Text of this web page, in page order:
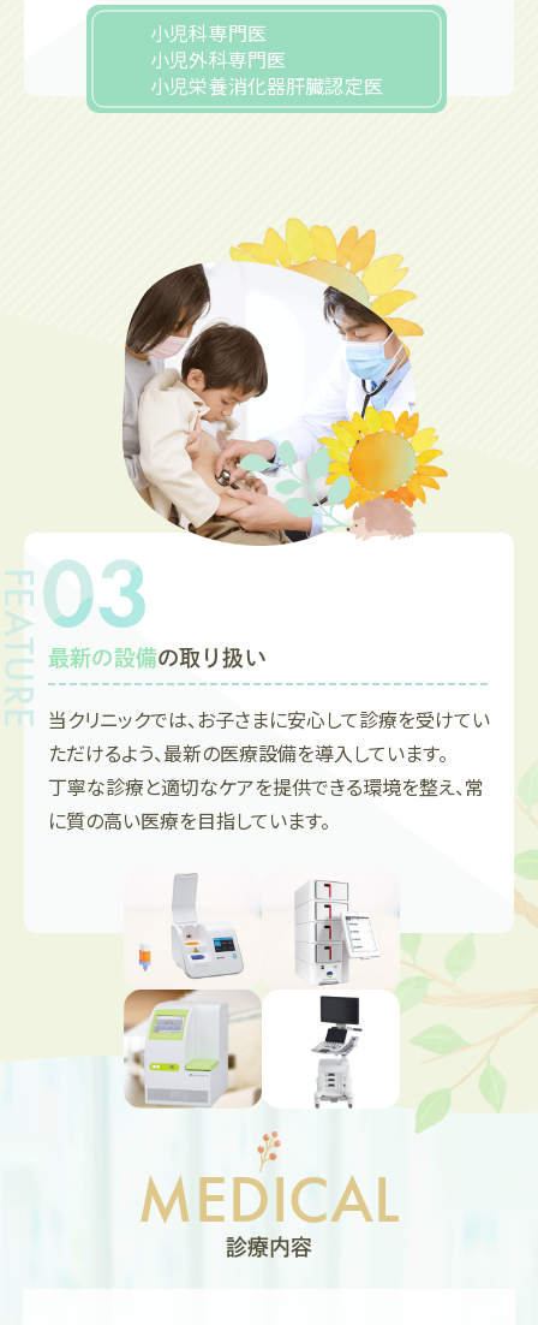
看護師（正社員・パート）を募集しており
小児科専門医
小児外科専門医
小児栄養消化器肝臓認定医
最新の設備の取り扱い
当クリニックでは、お子さまに安心して診療を受けてい
ただけるよう、最新の医療設備を導入しています。
丁寧な診療と適切なケアを提供できる環境を整え、常
に質の高い医療を目指しています。
MEDICAL
診療内容